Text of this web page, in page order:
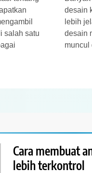
salah satu
desain
lebih
desain
Cara membuat
lebih terkontrol